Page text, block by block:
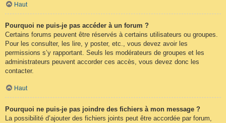
Haut
Pourquoi ne puis-je pas accéder à un forum ?
Certains forums peuvent être réservés à certains utilisateurs ou groupes.
Pour les consulter, les lire, y poster, etc., vous devez avoir les
permissions s’y rapportant. Seuls les modérateurs de groupes et les
administrateurs peuvent accorder ces accès, vous devez donc les
contacter.
Haut
Pourquoi ne puis-je pas joindre des fichiers à mon message ?
La possibilité d’ajouter des fichiers joints peut être accordée par forum,